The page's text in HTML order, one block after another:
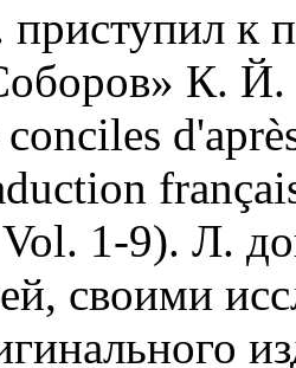
к
К. Й.
1-9). Л.
своими